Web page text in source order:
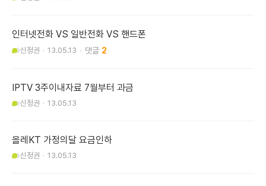
인터넷전화 VS 일반전화 VS 핸드폰
신정권 13.05.13 2
IPTV 3주이내자료 7월부터 과금
신정권 13.05.13
올레KT 가정의달 요금인하
신정권 13.05.13